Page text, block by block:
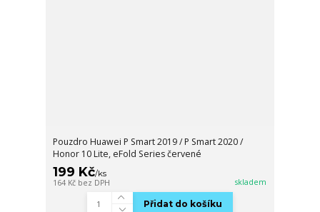
Pouzdro Huawei P Smart 2019 / P Smart 2020 /
Honor 10 Lite, eFold Series červené
199 Kč/ks
164 Kč bez DPH skladem
Přidat do košíku